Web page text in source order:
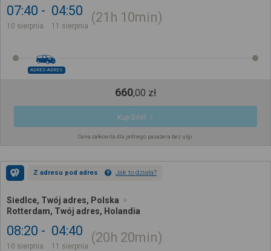
07:40
10 sierpnia
04:50
11 sierpnia
21h 10min
ADRES-ADRES
660,00 zł
Kup Bilet
Cena całkowita dla jednego pasażera bez ulgi
Z adresu pod adres Jak to działa?
Siedlce, Twój adres, Polska
Rotterdam, Twój adres, Holandia
08:20
10 sierpnia
04:40
11 sierpnia
20h 20min